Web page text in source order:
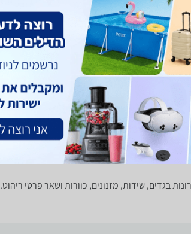
מזנונים ושולחנות טלוויזיה
בגדים, שידות, מזנונים, כוורות ושאר פרטי ריהוט.